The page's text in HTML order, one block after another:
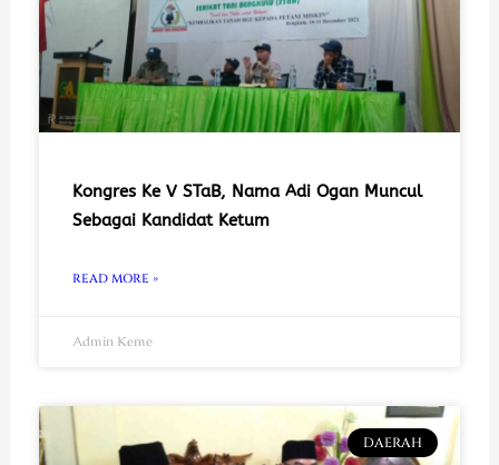
Kongres Ke V STaB, Nama Adi Ogan Muncul
Sebagai Kandidat Ketum
READ MORE »
Admin Keme
DAERAH